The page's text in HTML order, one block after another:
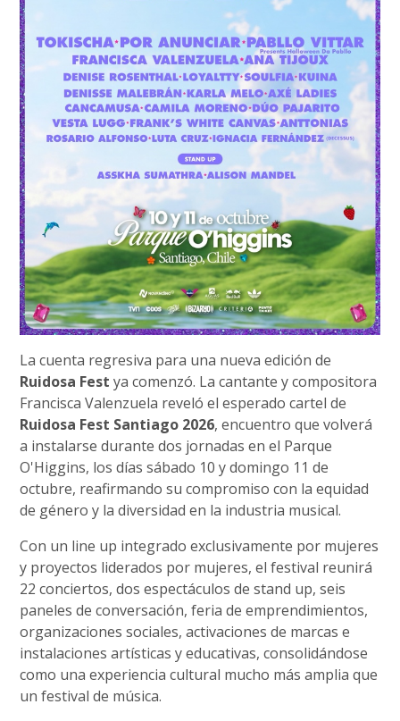
La cuenta regresiva para una nueva edición de
Ruidosa Fest ya comenzó. La cantante y compositora
Francisca Valenzuela reveló el esperado cartel de
Ruidosa Fest Santiago 2026, encuentro que volverá
a instalarse durante dos jornadas en el Parque
O'Higgins, los días sábado 10 y domingo 11 de
octubre, reafirmando su compromiso con la equidad
de género y la diversidad en la industria musical.
Con un line up integrado exclusivamente por mujeres
y proyectos liderados por mujeres, el festival reunirá
22 conciertos, dos espectáculos de stand up, seis
paneles de conversación, feria de emprendimientos,
organizaciones sociales, activaciones de marcas e
instalaciones artísticas y educativas, consolidándose
como una experiencia cultural mucho más amplia que
un festival de música.